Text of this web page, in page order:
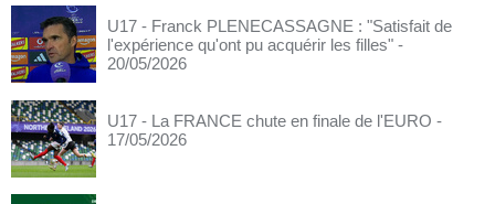
U17 - Franck PLENECASSAGNE : "Satisfait de
l'expérience qu'ont pu acquérir les filles" -
20/05/2026
U17 - La FRANCE chute en finale de l'EURO -
17/05/2026